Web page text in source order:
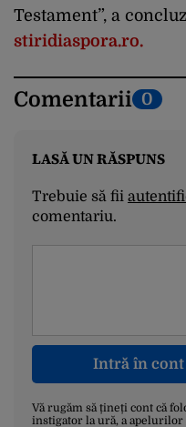
Testament”, a
stiridiaspora.ro.
Comentarii 0
LASĂ UN RĂSPUNS
Trebuie să fii
comentariu.
Intră în cont
Vă rugăm să țineți cont că
instigator la ură, a